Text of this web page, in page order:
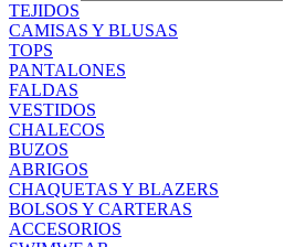
TEJIDOS
CAMISAS Y BLUSAS
TOPS
PANTALONES
FALDAS
VESTIDOS
CHALECOS
BUZOS
ABRIGOS
CHAQUETAS Y BLAZERS
BOLSOS Y CARTERAS
ACCESORIOS